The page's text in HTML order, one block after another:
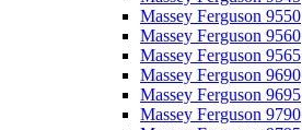
Massey Ferguson 9550
Massey Ferguson 9560
Massey Ferguson 9565
Massey Ferguson 9690
Massey Ferguson 9695
Massey Ferguson 9790